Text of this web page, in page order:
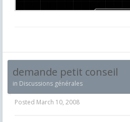
demande petit conseil
in Discussions générales
Posted March 10, 2008